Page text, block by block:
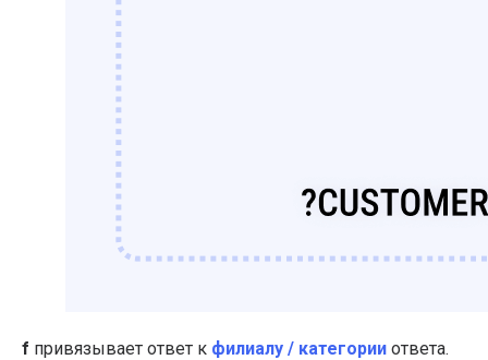
f привязывает ответ к филиалу / категории ответа.